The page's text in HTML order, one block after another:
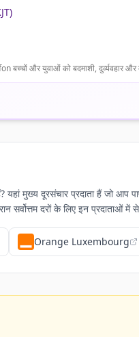
और युवाओं को बदमाशी, दुर्व्यवहार और
हैं? यहां मुख्य दूरसंचार प्रदाता हैं
सर्वोत्तम दरों के लिए इन प्रदाताओं में
Orange Luxembourg